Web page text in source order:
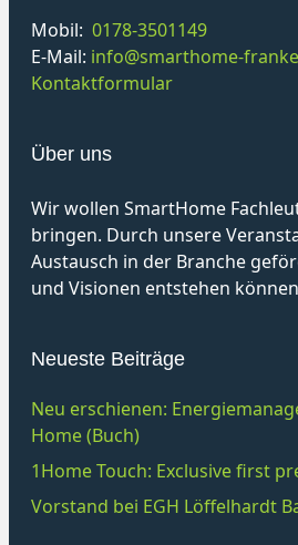
Mobil: 0178-3501149
E-Mail: info@smarthome-
Kontaktformular
Über uns
Wir wollen SmartHome
bringen. Durch unsere
Austausch in der Branche
und Visionen entstehen
Neueste Beiträge
Neu erschienen:
Home (Buch)
1Home Touch: Exclusive first
Vorstand bei EGH Löffelhardt